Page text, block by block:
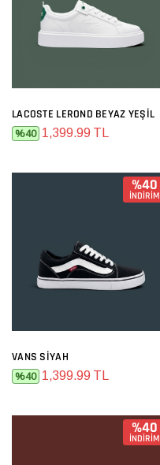
LACOSTE LEROND BEYAZ YEŞIL
%40 1,399.99 TL
%40
İNDİRİM
VANS SIYAH
%40 1,399.99 TL
%40
İNDİRİM